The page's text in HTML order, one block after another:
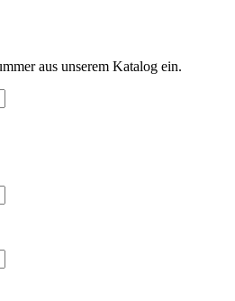
aus unserem Katalog ein.